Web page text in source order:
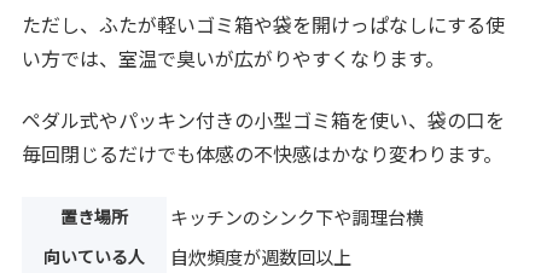
ただし、ふたが軽いゴミ箱や袋を開けっぱなしにする使
い方では、室温で臭いが広がりやすくなります。
ペダル式やパッキン付きの小型ゴミ箱を使い、袋の口を
毎回閉じるだけでも体感の不快感はかなり変わります。
置き場所 キッチンのシンク下や調理台横
向いている人 自炊頻度が週数回以上